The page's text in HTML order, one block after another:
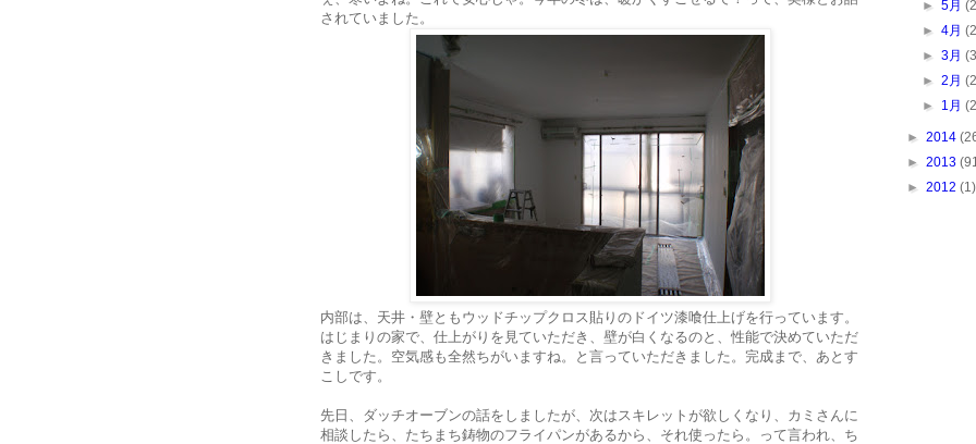
されていました。
内部は、天井・壁ともウッドチップクロス貼りのドイツ漆喰仕上げを行っています。
はじまりの家で、仕上がりを見ていただき、壁が白くなるのと、性能で決めていただ
きました。空気感も全然ちがいますね。と言っていただきました。完成まで、あとす
こしです。
先日、ダッチオーブンの話をしましたが、次はスキレットが欲しくなり、カミさんに
相談したら、たちまち鋳物のフライパンがあるから、それ使ったら。って言われ、ち
►5月
►4月
►3月
►2月
► 1月
► 2014
► 2013
► 2012 (1)